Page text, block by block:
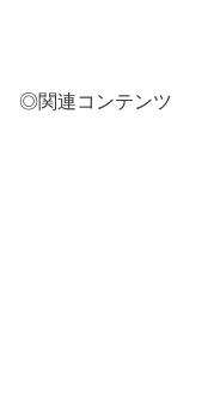
◎関連コンテンツ